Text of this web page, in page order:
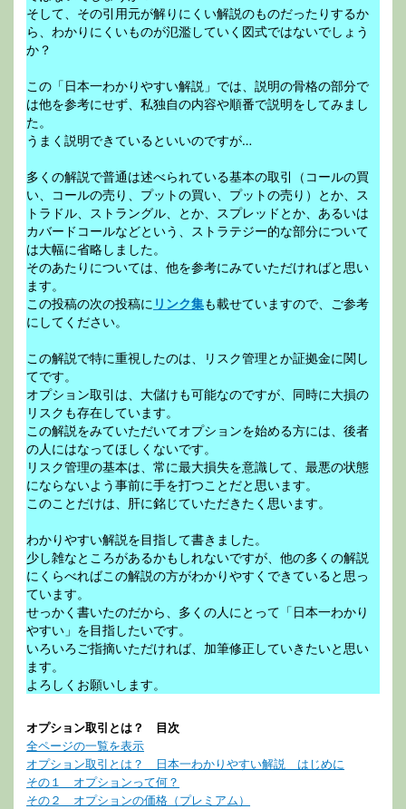
そして、その引用元が解りにくい解説のものだったりするか
ら、わかりにくいものが氾濫していく図式ではないでしょう
か？
この「日本一わかりやすい解説」では、説明の骨格の部分で
は他を参考にせず、私独自の内容や順番で説明をしてみまし
た。
うまく説明できているといいのですが…
多くの解説で普通は述べられている基本の取引（コールの買
い、コールの売り、プットの買い、プットの売り）とか、ス
トラドル、ストラングル、とか、スプレッドとか、あるいは
カバードコールなどという、ストラテジー的な部分について
は大幅に省略しました。
そのあたりについては、他を参考にみていただければと思い
ます。
この投稿の次の投稿に リンク集も載せていますので、ご参考
にしてください。
この解説で特に重視したのは、リスク管理とか証拠金に関し
てです。
オプション取引は、大儲けも可能なのですが、同時に大損の
リスクも存在しています。
この解説をみていただいてオプションを始める方には、後者
の人にはなってほしくないです。
リスク管理の基本は、常に最大損失を意識して、最悪の状態
にならないよう事前に手を打つことだと思います。
このことだけは、肝に銘じていただきたく思います。
わかりやすい解説を目指して書きました。
少し雑なところがあるかもしれないですが、他の多くの解説
にくらべればこの解説の方がわかりやすくできていると思っ
ています。
せっかく書いたのだから、多くの人にとって「日本一わかり
やすい」を目指したいです。
いろいろご指摘いただければ、加筆修正していきたいと思い
ます。
よろしくお願いします。
オプション取引とは？ 目次
全ページの一覧を表示
オプション取引とは？ 日本一わかりやすい解説 はじめに
その１ オプションって何？
その２ オプションの価格（プレミアム）